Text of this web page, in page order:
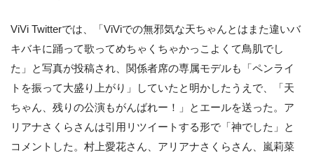
ViVi Twitterでは、「ViViでの無邪気な天ちゃんとはまた違いバ
キバキに踊って歌ってめちゃくちゃかっこよくて鳥肌でし
た」と写真が投稿され、関係者席の専属モデルも「ペンライ
トを振って大盛り上がり」していたと明かしたうえで、「天
ちゃん、残りの公演もがんばれー！」とエールを送った。ア
リアナさくらさんは引用リツイートする形で「神でした」と
コメントした。村上愛花さん、アリアナさくらさん、嵐莉菜